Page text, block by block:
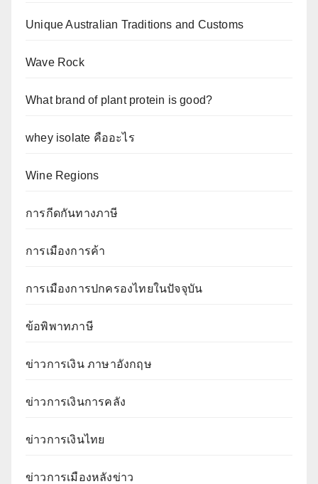
Unique Australian Traditions and Customs
Wave Rock
What brand of plant protein is good?
whey isolate คืออะไร
Wine Regions
การกีดกันทางภาษี
การเมืองการค้า
การเมืองการปกครองไทยในปัจจุบัน
ข้อพิพาทภาษี
ข่าวการเงิน ภาษาอังกฤษ
ข่าวการเงินการคลัง
ข่าวการเงินไทย
ข่าวการเมืองหลังข่าว